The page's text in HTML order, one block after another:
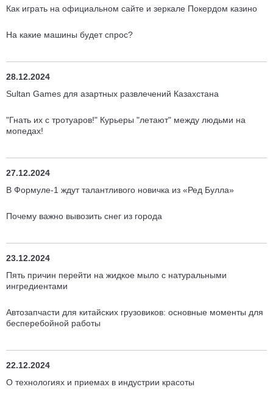
Как играть на официальном сайте и зеркале Покердом казино
На какие машины будет спрос?
28.12.2024
Sultan Games для азартных развлечений Казахстана
"Гнать их с тротуаров!" Курьеры "летают" между людьми на
мопедах!
27.12.2024
В Формуле-1 ждут талантливого новичка из «Ред Булла»
Почему важно вывозить снег из города
23.12.2024
Пять причин перейти на жидкое мыло с натуральными
ингредиентами
Автозапчасти для китайских грузовиков: основные моменты для
бесперебойной работы
22.12.2024
О технологиях и приемах в индустрии красоты